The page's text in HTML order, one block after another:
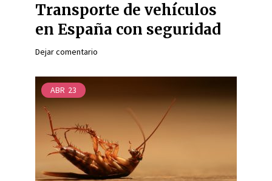
Transporte de vehículos
en España con seguridad
Dejar comentario
ABR 23